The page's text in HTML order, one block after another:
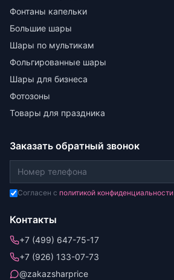
Фонтаны капельки
Большие шары
Шары по мультикам
Фольгированные шары
Шары для бизнеса
Фотозоны
Товары для праздника
Заказать обратный звонок
Согласен с политикой конфиденциальности
Контакты
+7 (499) 647-75-17
+7 (926) 133-07-73
@zakazsharprice